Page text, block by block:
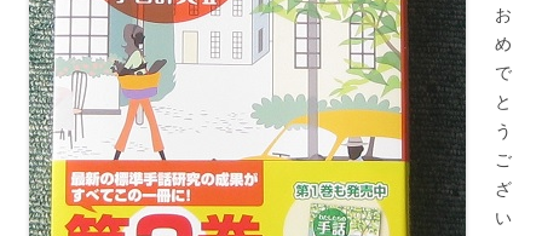
お
め
で
と
う
ご
ざ
い